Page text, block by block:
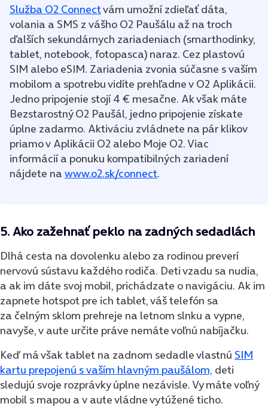
Služba O2 Connectvám umožní zdieľať dáta,
volania a SMS z vášho O2 Paušálu až na troch
ďalších sekundárnych zariadeniach (smarthodinky,
tablet, notebook, fotopasca) naraz. Cez plastovú
SIM alebo eSIM. Zariadenia zvonia súčasne s vaším
mobilom a spotrebu vidíte prehľadne v O2 Aplikácii.
Jedno pripojenie stojí 4 € mesačne. Ak však máte
Bezstarostný O2 Paušál, jedno pripojenie získate
úplne zadarmo. Aktiváciu zvládnete na pár klikov
priamo v Aplikácii O2 alebo Moje O2. Viac
informácií a ponuku kompatibilných zariadení
nájdete na www.o2.sk/connect.
5.Ako zažehnať peklo na zadných sedadlách
Dlhá cesta na dovolenku alebo za rodinou preverí
nervovú sústavu každého rodiča. Deti vzadu sa nudia,
a ak im dáte svoj mobil, prichádzate o navigáciu. Ak im
zapnete hotspot pre ich tablet, váš telefón sa
za čelným sklom prehreje na letnom slnku a vypne,
navyše, v aute určite práve nemáte voľnú nabíjačku.
Keď má však tablet na zadnom sedadle vlastnú SIM
kartu prepojenú s vaším hlavným paušálom, deti
sledujú svoje rozprávky úplne nezávisle. Vy máte voľný
mobil s mapou a v aute vládne vytúžené ticho.